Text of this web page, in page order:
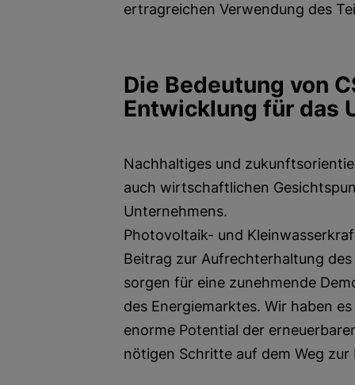
ertragreichen Verwendung des
Die Bedeutung von
Entwicklung für das
Nachhaltiges und
auch wirtschaftlichen
Unternehmens.
Photovoltaik- und
Beitrag zur Aufrechterhaltung
sorgen für eine zunehmende
des Energiemarktes. Wir haben
enorme Potential der
nötigen Schritte auf dem Weg